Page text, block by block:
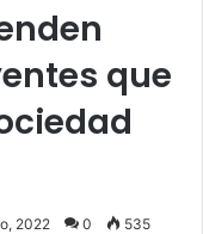
que
2022 0 535